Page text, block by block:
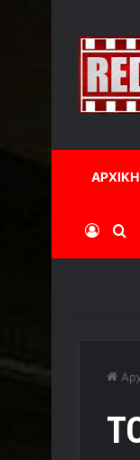
ΑΡΧΙΚΗ
Log In